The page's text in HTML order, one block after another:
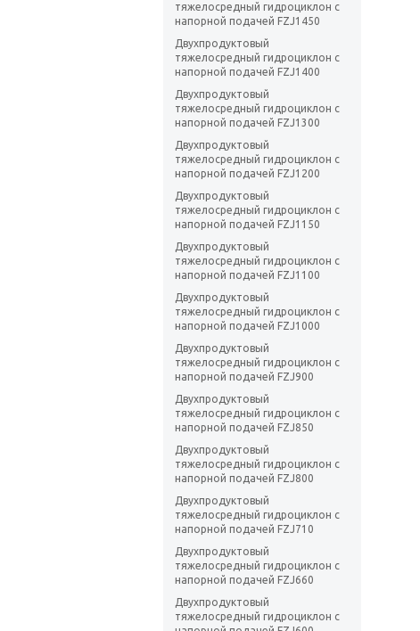
тяжелосредный гидроциклон с
напорной подачей FZJ1450
Двухпродуктовый
тяжелосредный гидроциклон с
напорной подачей FZJ1400
Двухпродуктовый
тяжелосредный гидроциклон с
напорной подачей FZJ1300
Двухпродуктовый
тяжелосредный гидроциклон с
напорной подачей FZJ1200
Двухпродуктовый
тяжелосредный гидроциклон с
напорной подачей FZJ1150
Двухпродуктовый
тяжелосредный гидроциклон с
напорной подачей FZJ1100
Двухпродуктовый
тяжелосредный гидроциклон с
напорной подачей FZJ1000
Двухпродуктовый
тяжелосредный гидроциклон с
напорной подачей FZJ900
Двухпродуктовый
тяжелосредный гидроциклон с
напорной подачей FZJ850
Двухпродуктовый
тяжелосредный гидроциклон с
напорной подачей FZJ800
Двухпродуктовый
тяжелосредный гидроциклон с
напорной подачей FZJ710
Двухпродуктовый
тяжелосредный гидроциклон с
напорной подачей FZJ660
Двухпродуктовый
тяжелосредный гидроциклон с